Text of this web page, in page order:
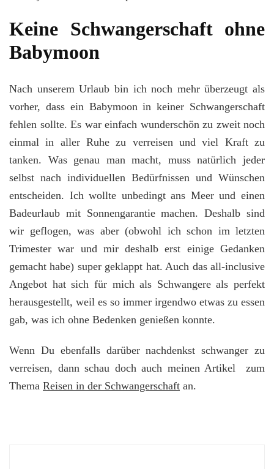
Keine Schwangerschaft ohne
Babymoon
Nach unserem Urlaub bin ich noch mehr überzeugt als
vorher, dass ein Babymoon in keiner Schwangerschaft
fehlen sollte. Es war einfach wunderschön zu zweit noch
einmal in aller Ruhe zu verreisen und viel Kraft zu
tanken. Was genau man macht, muss natürlich jeder
selbst nach individuellen Bedürfnissen und Wünschen
entscheiden. Ich wollte unbedingt ans Meer und einen
Badeurlaub mit Sonnengarantie machen. Deshalb sind
wir geflogen, was aber (obwohl ich schon im letzten
Trimester war und mir deshalb erst einige Gedanken
gemacht habe) super geklappt hat. Auch das all-inclusive
Angebot hat sich für mich als Schwangere als perfekt
herausgestellt, weil es so immer irgendwo etwas zu essen
gab, was ich ohne Bedenken genießen konnte.
Wenn Du ebenfalls darüber nachdenkst schwanger zu
verreisen, dann schau doch auch meinen Artikel zum
Thema Reisen in der Schwangerschaft an.